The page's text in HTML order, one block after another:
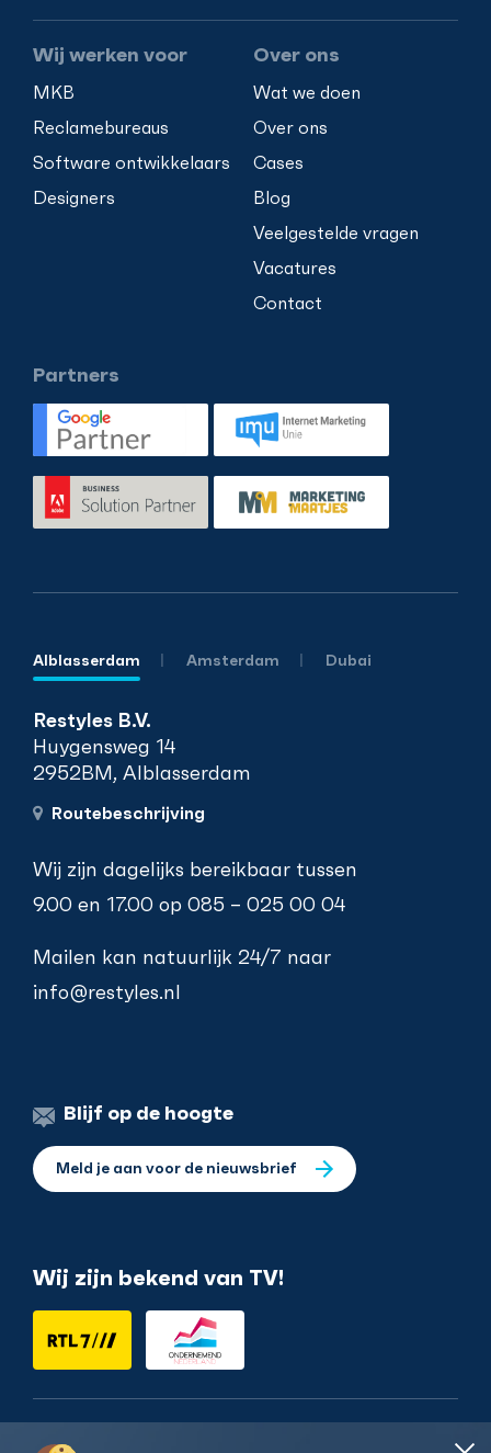
Wij werken voor
MKB
Reclamebureaus
Software ontwikkelaars
Designers
Over ons
Wat we doen
Over ons
Cases
Blog
Veelgestelde vragen
Vacatures
Contact
Partners
Alblasserdam Amsterdam Dubai
Restyles B.V.
Huygensweg 14
2952BM, Alblasserdam
Routebeschrijving
Wij zijn dagelijks bereikbaar tussen
9.00 en 17.00 op 085 – 025 00 04
Mailen kan natuurlijk 24/7 naar
info@restyles.nl
Blijf op de hoogte
Meld je aan voor de nieuwsbrief
Wij zijn bekend van TV!